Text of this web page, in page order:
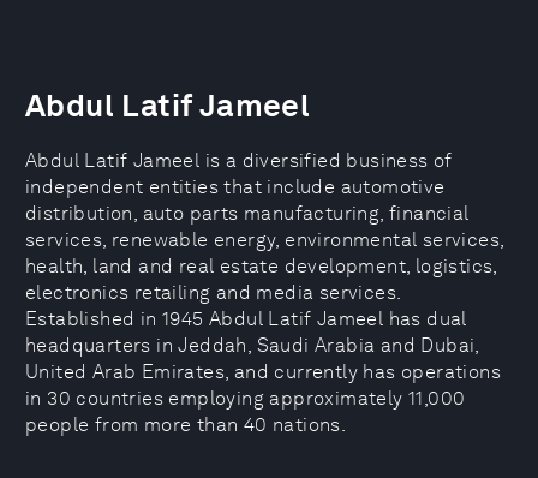
Abdul Latif Jameel
Abdul Latif Jameel is a diversified business of
independent entities that include automotive
distribution, auto parts manufacturing, financial
services, renewable energy, environmental services,
health, land and real estate development, logistics,
electronics retailing and media services.
Established in 1945 Abdul Latif Jameel has dual
headquarters in Jeddah, Saudi Arabia and Dubai,
United Arab Emirates, and currently has operations
in 30 countries employing approximately 11,000
people from more than 40 nations.